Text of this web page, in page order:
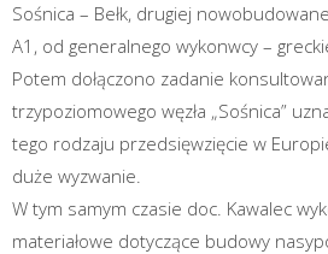
Sośnica – Bełk, drugiej
A1, od generalnego wykonwcy –
Potem dołączono zadanie
trzypoziomowego węzła „Sośnica”
tego rodzaju przedsięwzięcie w
duże wyzwanie.
W tym samym czasie doc. Kawalec
materiałowe dotyczące budowy